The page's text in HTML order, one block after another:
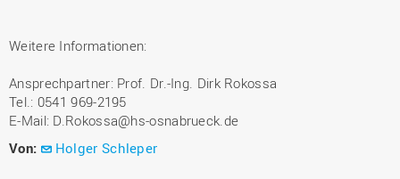
Weitere Informationen:
Ansprechpartner: Prof. Dr.-Ing. Dirk Rokossa
Tel.: 0541 969-2195
E-Mail: D.Rokossa@hs-osnabrueck.de
Von:
Holger Schleper